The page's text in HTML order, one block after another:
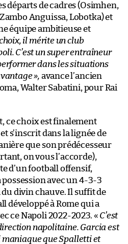
départs de cadres (Osimhen,
Anguissa, Lobotka) et
équipe ambitieuse et
choix, il mérite un club
C’est un super entraîneur
dans les situations
», avance l’ancien
Walter Sabatini, pour Rai
ce choix est finalement
s’inscrit dans la lignée de
que son prédécesseur
on vous l’accorde),
d’un football offensif,
avec un 4-3-3
divin chauve. Il suffit de
développé à Rome qui a
ce Napoli 2022-2023. « C’est
napolitaine. Garcia est
maniaque que Spalletti et